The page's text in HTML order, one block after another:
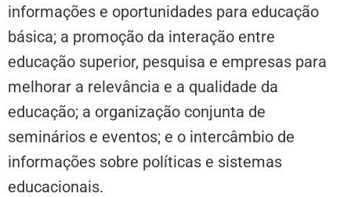
informações e oportunidades para educação
básica; a promoção da interação entre
educação superior, pesquisa e empresas para
melhorar a relevância e a qualidade da
educação; a organização conjunta de
seminários e eventos; e o intercâmbio de
informações sobre políticas e sistemas
educacionais.